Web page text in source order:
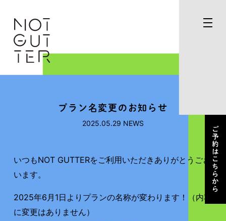
プラン名変更のお知らせ
2025.05.29 NEWS
いつもNOT GUTTERをご利用いただきありがとうござ
います。
2025年6月1日よりプランの名称が変わります！（内容
に変更はありません）